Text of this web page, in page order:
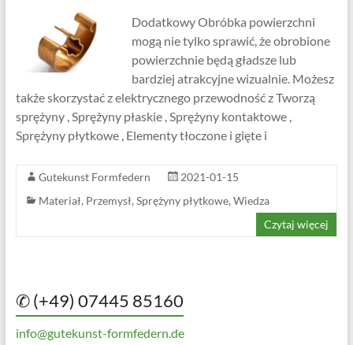
Dodatkowy Obróbka powierzchni
mogą nie tylko sprawić, że obrobione
powierzchnie będą gładsze lub
bardziej atrakcyjne wizualnie. Możesz
także skorzystać z elektrycznego przewodność z Tworzą
sprężyny , Sprężyny płaskie , Sprężyny kontaktowe ,
Sprężyny płytkowe , Elementy tłoczone i gięte i
Gutekunst Formfedern
2021-01-15
Materiał, Przemysł, Sprężyny płytkowe, Wiedza
Czytaj więcej
✆ (+49) 07445 85160
info@gutekunst-formfedern.de